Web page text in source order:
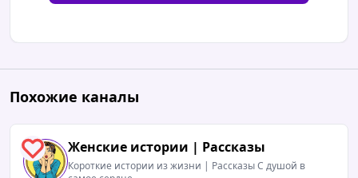
Похожие каналы
0 Женские истории | Рассказы
Короткие истории из жизни | Рассказы С душой в